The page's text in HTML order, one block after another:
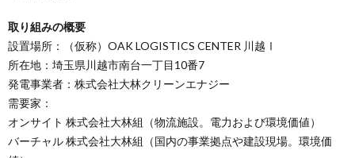
取り組みの概要
設置場所：（仮称）OAK LOGISTICS CENTER 川越Ⅰ
所在地：埼玉県川越市南台一丁目10番7
発電事業者：株式会社大林クリーンエナジー
需要家：
オンサイト 株式会社大林組（物流施設。電力および環境価値）
バーチャル 株式会社大林組（国内の事業拠点や建設現場。環境価